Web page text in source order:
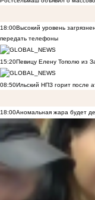
18:00Высокий уровень
передать телефоны
15:20Певицу Елену Тополю из
08:50Ильский НПЗ горит после
18:00Аномальная жара будет